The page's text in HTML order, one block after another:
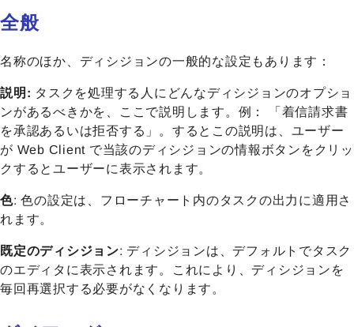
全般
名称のほか、ディシジョンの一般的な設定もあります：
説明: タスクを処理する人にどんなディシジョンのオプショ
ンがあるべきかを、ここで説明します。例： 「着信請求書
を承認あるいは拒否する」。するとこの説明は、ユーザー
が Web Client で当該のディシジョンの情報ボタンをクリッ
クするとユーザーに表示されます。
色: 色の設定は、フローチャート内のタスクの出力に適用さ
れます。
既定のディシジョン: ディシジョンは、デフォルトでタスク
のエディタに表示されます。これにより、ディシジョンを
毎回再選択する必要がなくなります。